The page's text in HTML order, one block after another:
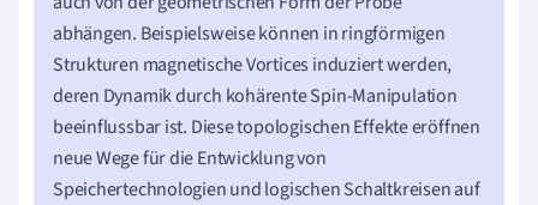
abhängen. Beispielsweise können in ringförmigen
Strukturen magnetische Vortices induziert werden,
deren Dynamik durch kohärente Spin-Manipulation
beeinflussbar ist. Diese topologischen Effekte eröffnen
neue Wege für die Entwicklung von
Speichertechnologien und logischen Schaltkreisen auf